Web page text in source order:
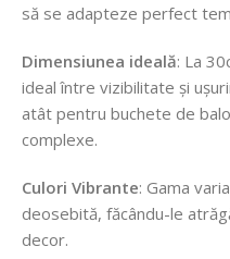
să se adapteze perfect
Dimensiunea ideală: La
ideal între vizibilitate și
atât pentru buchete de
complexe.
Culori Vibrante: Gama
deosebită, făcându-le
decor.